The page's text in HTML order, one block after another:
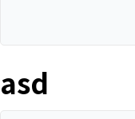
asd